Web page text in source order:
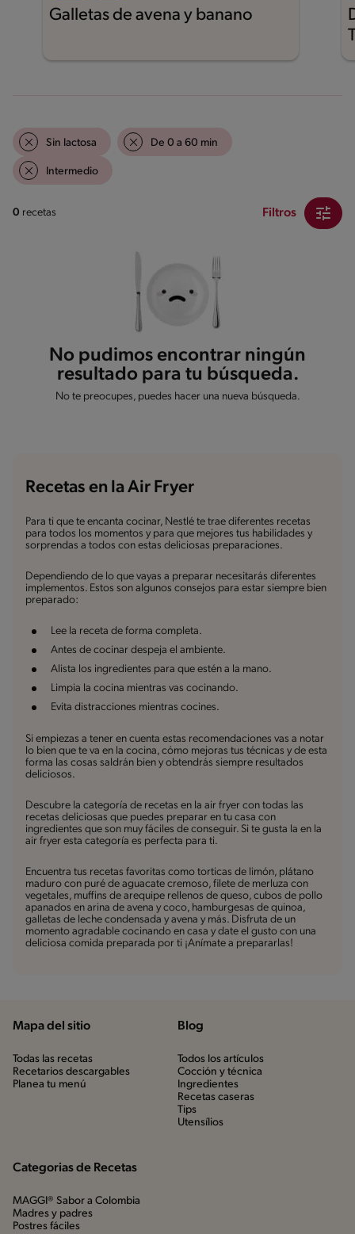
Galletas de avena y banano
Sin lactosa De 0 a 60 min
Intermedio
0 recetas Filtros
No pudimos encontrar ningún
resultado para tu búsqueda.
No te preocupes, puedes hacer una nueva búsqueda.
Recetas en la Air Fryer
Para ti que te encanta cocinar, Nestlé te trae diferentes recetas
para todos los momentos y para que mejores tus habilidades y
sorprendas a todos con estas deliciosas preparaciones.
Dependiendo de lo que vayas a preparar necesitarás diferentes
implementos. Estos son algunos consejos para estar siempre bien
preparado:
Lee la receta de forma completa.
Antes de cocinar despeja el ambiente.
Alista los ingredientes para que estén a la mano.
Limpia la cocina mientras vas cocinando.
Evita distracciones mientras cocines.
Si empiezas a tener en cuenta estas recomendaciones vas a notar
lo bien que te va en la cocina, cómo mejoras tus técnicas y de esta
forma las cosas saldrán bien y obtendrás siempre resultados
deliciosos.
Descubre la categoría de recetas en la air fryer con todas las
recetas deliciosas que puedes preparar en tu casa con
ingredientes que son muy fáciles de conseguir. Si te gusta la en la
air fryer esta categoría es perfecta para ti.
Encuentra tus recetas favoritas como torticas de limón, plátano
maduro con puré de aguacate cremoso, filete de merluza con
vegetales, muffins de arequipe rellenos de queso, cubos de pollo
apanados en arina de avena y coco, hamburgesas de quinoa,
galletas de leche condensada y avena y más. Disfruta de un
momento agradable cocinando en casa y date el gusto con una
deliciosa comida preparada por ti ¡Anímate a prepararlas!
Mapa del sitio
Todas las recetas
Recetarios descargables
Planea tu menú
Blog
Todos los artículos
Cocción y técnica
Ingredientes
Recetas caseras
Tips
Utensílios
Categorias de Recetas
MAGGI® Sabor a Colombia
Madres y padres
Postres fáciles